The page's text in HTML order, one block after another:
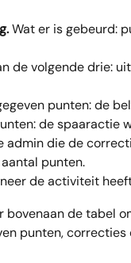
Wat er is gebeurd:
de volgende drie:
punten: de
de spaaractie
admin die de
punten.
de activiteit
bovenaan de tabel
punten,